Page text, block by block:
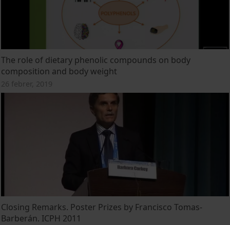
The role of dietary phenolic compounds on body
composition and body weight
26 febrer, 2019
Closing Remarks. Poster Prizes by Francisco Tomas-
Barberán. ICPH 2011